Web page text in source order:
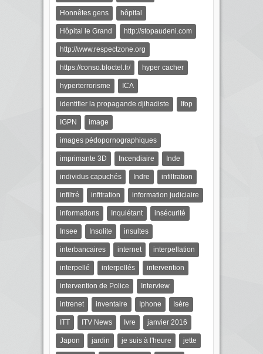
Honnêtes gens hôpital
Hôpital le Grand http://stopaudeni.com
http://www.respectzone.org
https://conso.bloctel.fr/ hyper cacher
hyperterrorisme ICA
identifier la propagande djihadiste Ifop
IGPN image
images pédopornographiques
imprimante 3D Incendiaire Inde
individus capuchés Indre infiltration
infiltré infitration information judiciaire
informations Inquiétant insécurité
Insee Insolite insultes
interbancaires internet interpellation
interpellé interpellés intervention
intervention de Police Interview
intrenet inventaire Iphone Isère
ITT ITV News Ivre janvier 2016
Japon jardin je suis à l'heure jette